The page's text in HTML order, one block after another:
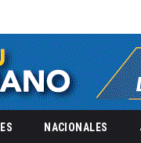
NACIONALES